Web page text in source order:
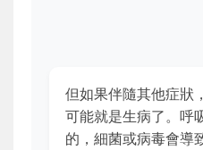
但如果伴隨其他症狀
可能就是生病了。呼
的，細菌或病毒會導